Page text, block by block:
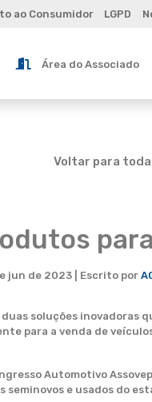
ao Consumidor LGPD
Área do Associado
Voltar para
jun de 2023 | Escrito por
soluções
para a venda de
Automotivo
seminovos e usados do